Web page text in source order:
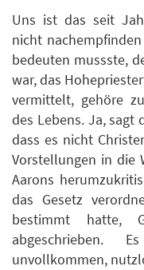
Uns ist das seit
nicht
bedeuten mussste,
war, das
vermittelt, gehöre
des Lebens. Ja, sagt
dass es nicht
Vorstellungen in die
Aarons
das Gesetz
bestimmt hatte,
abgeschrieben.
unvollkommen,